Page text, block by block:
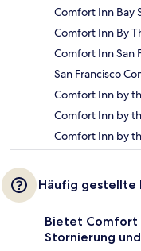
Comfort Inn Bay
Comfort Inn By
Comfort Inn San
San Francisco
Comfort Inn by
Comfort Inn by
Comfort Inn by
Häufig gestellte
Bietet Comfort
Stornierung